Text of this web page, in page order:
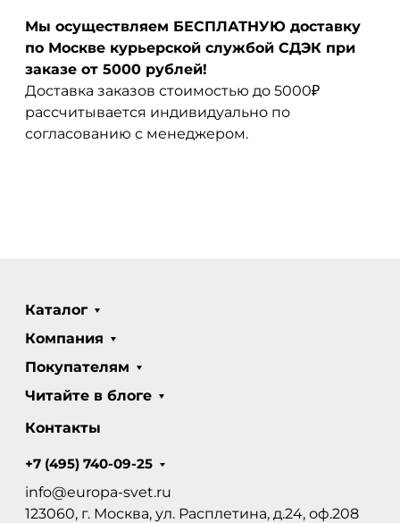
Мы осуществляем БЕСПЛАТНУЮ доставку
по Москве курьерской службой СДЭК при
заказе от 5000 рублей!
Доставка заказов стоимостью до 5000₽
рассчитывается индивидуально по
согласованию с менеджером.
Каталог
Компания
Покупателям
Читайте в блоге
Контакты
+7 (495) 740-09-25
info@europa-svet.ru
123060, г. Москва, ул. Расплетина, д.24, оф.208